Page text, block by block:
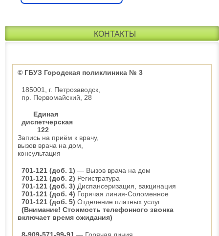
КОНТАКТЫ
© ГБУЗ Городская поликлиника № 3
185001, г. Петрозаводск,
пр. Первомайский, 28
Единая
диспетчерская
122
Запись на приём к врачу,
вызов врача на дом,
консультация
701-121 (доб. 1) — Вызов врача на дом
701-121 (доб. 2) Регистратура
701-121 (доб. 3) Диспансеризация, вакцинация
701-121 (доб. 4) Горячая линия-Соломенное
701-121 (доб. 5) Отделение платных услуг
(Внимание! Стоимость телефонного звонка
включает время ожидания)